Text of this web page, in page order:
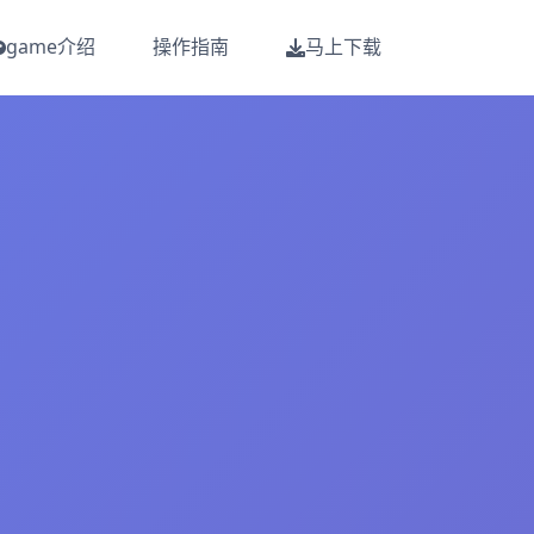
game介绍 操作指南 马上下载